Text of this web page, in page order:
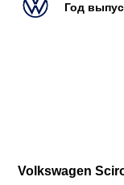
Год
Volkswagen